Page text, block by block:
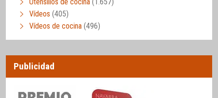
Vídeos (405)
Vídeos de cocina (496)
Publicidad